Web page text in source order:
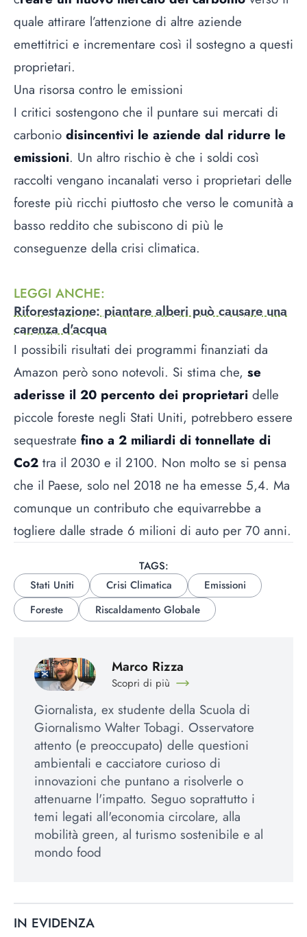
quale attirare l’attenzione di altre aziende
emettitrici e incrementare così il sostegno a questi
proprietari.
Una risorsa contro le emissioni
I critici sostengono che il puntare sui mercati di
carbonio disincentivi le aziende dal ridurre le
emissioni. Un altro rischio è che i soldi così
raccolti vengano incanalati verso i proprietari delle
foreste più ricchi piuttosto che verso le comunità a
basso reddito che subiscono di più le
conseguenze della crisi climatica.
LEGGI ANCHE:
Riforestazione: piantare alberi può causare una
carenza d'acqua
I possibili risultati dei programmi finanziati da
Amazon però sono notevoli. Si stima che, se
aderisse il 20 percento dei proprietari delle
piccole foreste negli Stati Uniti, potrebbero essere
sequestrate fino a 2 miliardi di tonnellate di
Co2 tra il 2030 e il 2100. Non molto se si pensa
che il Paese, solo nel 2018 ne ha emesse 5,4. Ma
comunque un contributo che equivarrebbe a
togliere dalle strade 6 milioni di auto per 70 anni.
TAGS:
Stati Uniti
Crisi Climatica
Emissioni
Foreste
Riscaldamento Globale
Marco Rizza
Scopri di più
Giornalista, ex studente della Scuola di
Giornalismo Walter Tobagi. Osservatore
attento (e preoccupato) delle questioni
ambientali e cacciatore curioso di
innovazioni che puntano a risolverle o
attenuarne l'impatto. Seguo soprattutto i
temi legati all'economia circolare, alla
mobilità green, al turismo sostenibile e al
mondo food
IN EVIDENZA